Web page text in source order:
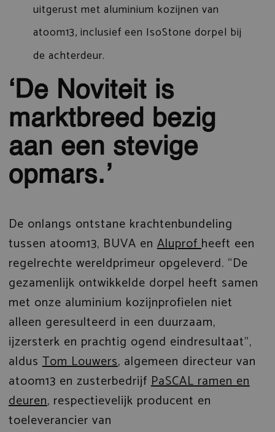
uitgerust met aluminium kozijnen van
atoom13, inclusief een IsoStone dorpel bij
de achterdeur.
‘De Noviteit is
marktbreed bezig
aan een stevige
opmars.’
De onlangs ontstane krachtenbundeling
tussen atoom13, BUVA en Aluprofheeft een
regelrechte wereldprimeur opgeleverd. “De
gezamenlijk ontwikkelde dorpel heeft samen
met onze aluminium kozijnprofielen niet
alleen geresulteerd in een duurzaam,
ijzersterk en prachtig ogend eindresultaat”,
aldus Tom Louwers, algemeen directeur van
atoom13 en zusterbedrijf PaSCAL ramen en
deuren, respectievelijk producent en
toeleverancier van